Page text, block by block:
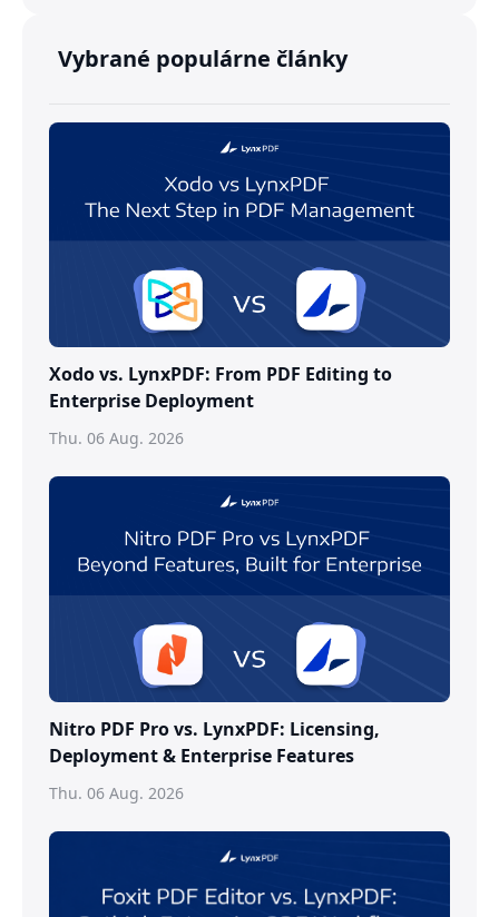
Vybrané populárne články
Xodo vs. LynxPDF: From PDF Editing to
Enterprise Deployment
Thu. 06 Aug. 2026
Nitro PDF Pro vs. LynxPDF: Licensing,
Deployment & Enterprise Features
Thu. 06 Aug. 2026